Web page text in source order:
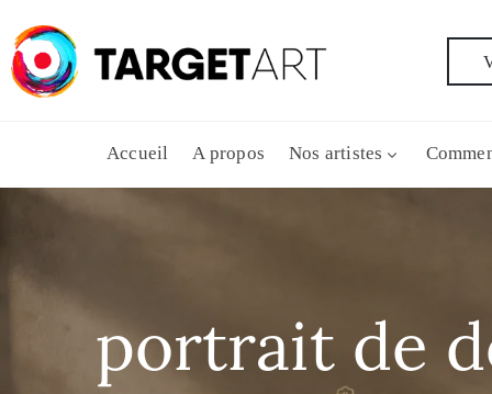
Accueil A propos Nos artistes
portrait de